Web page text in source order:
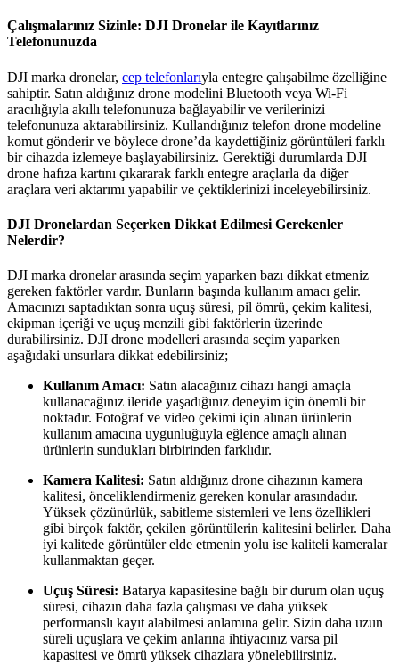
Çalışmalarınız Sizinle: DJI Dronelar ile Kayıtlarınız
Telefonunuzda
DJI marka dronelar, cep telefonlarıyla entegre çalışabilme özelliğine
sahiptir. Satın aldığınız drone modelini Bluetooth veya Wi-Fi
aracılığıyla akıllı telefonunuza bağlayabilir ve verilerinizi
telefonunuza aktarabilirsiniz. Kullandığınız telefon drone modeline
komut gönderir ve böylece drone’da kaydettiğiniz görüntüleri farklı
bir cihazda izlemeye başlayabilirsiniz. Gerektiği durumlarda DJI
drone hafıza kartını çıkararak farklı entegre araçlarla da diğer
araçlara veri aktarımı yapabilir ve çektiklerinizi inceleyebilirsiniz.
DJI Dronelardan Seçerken Dikkat Edilmesi Gerekenler
Nelerdir?
DJI marka dronelar arasında seçim yaparken bazı dikkat etmeniz
gereken faktörler vardır. Bunların başında kullanım amacı gelir.
Amacınızı saptadıktan sonra uçuş süresi, pil ömrü, çekim kalitesi,
ekipman içeriği ve uçuş menzili gibi faktörlerin üzerinde
durabilirsiniz. DJI drone modelleri arasında seçim yaparken
aşağıdaki unsurlara dikkat edebilirsiniz;
Kullanım Amacı: Satın alacağınız cihazı hangi amaçla
kullanacağınız ileride yaşadığınız deneyim için önemli bir
noktadır. Fotoğraf ve video çekimi için alınan ürünlerin
kullanım amacına uygunluğuyla eğlence amaçlı alınan
ürünlerin sundukları birbirinden farklıdır.
Kamera Kalitesi: Satın aldığınız drone cihazının kamera
kalitesi, önceliklendirmeniz gereken konular arasındadır.
Yüksek çözünürlük, sabitleme sistemleri ve lens özellikleri
gibi birçok faktör, çekilen görüntülerin kalitesini belirler. Daha
iyi kalitede görüntüler elde etmenin yolu ise kaliteli kameralar
kullanmaktan geçer.
Uçuş Süresi: Batarya kapasitesine bağlı bir durum olan uçuş
süresi, cihazın daha fazla çalışması ve daha yüksek
performanslı kayıt alabilmesi anlamına gelir. Sizin daha uzun
süreli uçuşlara ve çekim anlarına ihtiyacınız varsa pil
kapasitesi ve ömrü yüksek cihazlara yönelebilirsiniz.